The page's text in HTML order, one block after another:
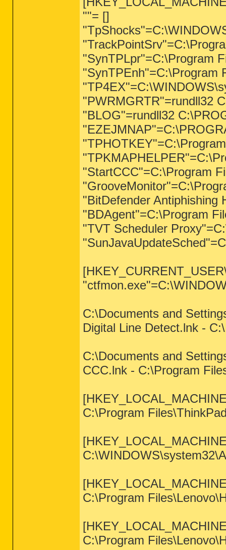
""= []
"SynTPLpr"=C:\Program
"SynTPEnh"=C:\Program
"PWRMGRTR"=rundll32
"BLOG"=rundll32
"StartCCC"=C:\Program
"BitDefender Antiphishing
"BDAgent"=C:\Program
"TVT Scheduler
C:\Documents and
Digital Line Detect.lnk -
C:\Documents and
CCC.lnk - C:\Program
C:\Program
C:\Program
C:\Program